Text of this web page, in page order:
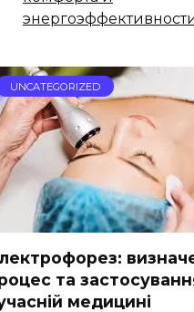
UNCATEGORIZED
та
медицині